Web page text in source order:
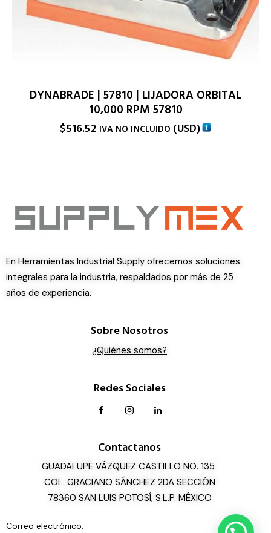
DYNABRADE | 57810 | LIJADORA ORBITAL
10,000 RPM 57810
$516.52 IVA NO INCLUIDO (USD)
En Herramientas Industrial Supply ofrecemos soluciones
integrales para la industria, respaldados por más de 25
años de experiencia.
Sobre Nosotros
¿Quiénes somos?
Redes Sociales
Contactanos
GUADALUPE VÁZQUEZ CASTILLO NO. 135
COL. GRACIANO SÁNCHEZ 2DA SECCIÓN
78360 SAN LUIS POTOSÍ, S.L.P. MÉXICO
Correo electrónico: